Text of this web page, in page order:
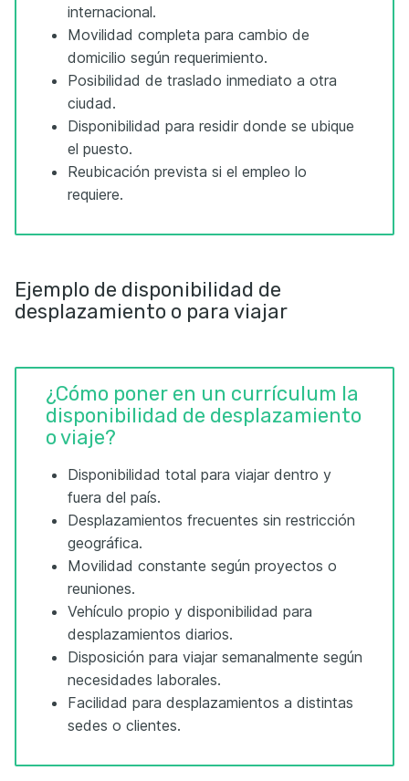
internacional.
Movilidad completa para cambio de
domicilio según requerimiento.
Posibilidad de traslado inmediato a otra
ciudad.
Disponibilidad para residir donde se ubique
el puesto.
Reubicación prevista si el empleo lo
requiere.
Ejemplo de disponibilidad de
desplazamiento o para viajar
¿Cómo poner en un currículum la
disponibilidad de desplazamiento
o viaje?
Disponibilidad total para viajar dentro y
fuera del país.
Desplazamientos frecuentes sin restricción
geográfica.
Movilidad constante según proyectos o
reuniones.
Vehículo propio y disponibilidad para
desplazamientos diarios.
Disposición para viajar semanalmente según
necesidades laborales.
Facilidad para desplazamientos a distintas
sedes o clientes.